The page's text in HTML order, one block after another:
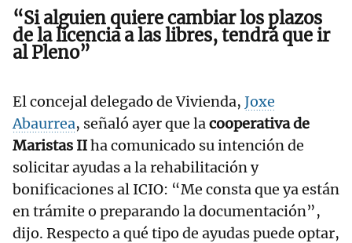
“Si alguien quiere cambiar los plazos
de la licencia a las libres, tendrá que ir
al Pleno”
El concejal delegado de Vivienda, Joxe
Abaurrea, señaló ayer que lacooperativa de
Maristas IIha comunicado su intención de
solicitar ayudas a la rehabilitación y
bonificaciones al ICIO: “Me consta que ya están
en trámite o preparando la documentación”,
dijo. Respecto a qué tipo de ayudas puede optar,